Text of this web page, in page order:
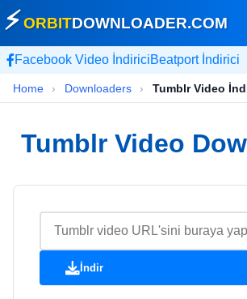
⚡ORBITDOWNLOADER.COM
Facebook Video İndiriciBeatport İndirici
Home › Downloaders › Tumblr Video
Tumblr Video
İndir